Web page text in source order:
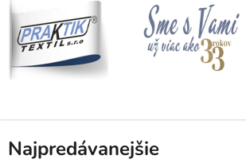
Prejsť
na
obsah
Domov
Eshop AKCIE V PONUKE
Najpredávanejšie